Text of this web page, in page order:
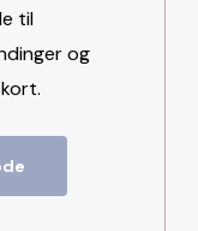
til
og